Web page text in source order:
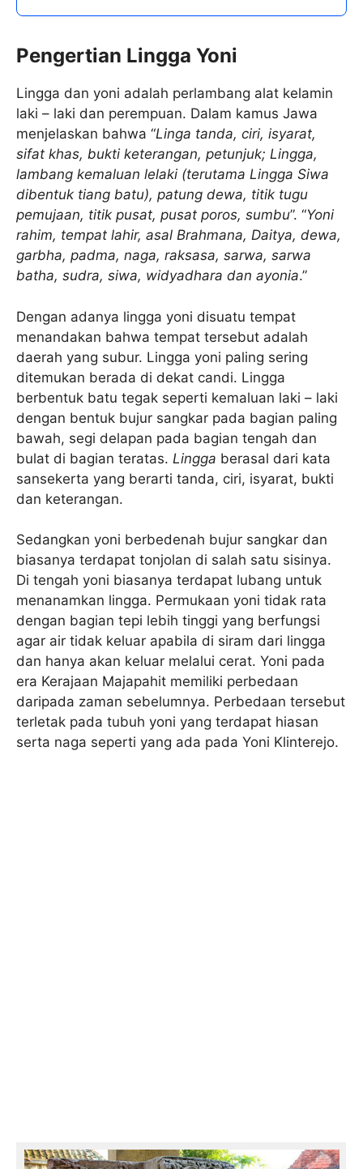
Pengertian Lingga Yoni
Lingga dan yoni adalah perlambang alat kelamin
laki – laki dan perempuan. Dalam kamus Jawa
menjelaskan bahwa “Linga tanda, ciri, isyarat,
sifat khas, bukti keterangan, petunjuk; Lingga,
lambang kemaluan lelaki (terutama Lingga Siwa
dibentuk tiang batu), patung dewa, titik tugu
pemujaan, titik pusat, pusat poros, sumbu”. “Yoni
rahim, tempat lahir, asal Brahmana, Daitya, dewa,
garbha, padma, naga, raksasa, sarwa, sarwa
batha, sudra, siwa, widyadhara dan ayonia.”
Dengan adanya lingga yoni disuatu tempat
menandakan bahwa tempat tersebut adalah
daerah yang subur. Lingga yoni paling sering
ditemukan berada di dekat candi. Lingga
berbentuk batu tegak seperti kemaluan laki – laki
dengan bentuk bujur sangkar pada bagian paling
bawah, segi delapan pada bagian tengah dan
bulat di bagian teratas. Lingga berasal dari kata
sansekerta yang berarti tanda, ciri, isyarat, bukti
dan keterangan.
Sedangkan yoni berbedenah bujur sangkar dan
biasanya terdapat tonjolan di salah satu sisinya.
Di tengah yoni biasanya terdapat lubang untuk
menanamkan lingga. Permukaan yoni tidak rata
dengan bagian tepi lebih tinggi yang berfungsi
agar air tidak keluar apabila di siram dari lingga
dan hanya akan keluar melalui cerat. Yoni pada
era Kerajaan Majapahit memiliki perbedaan
daripada zaman sebelumnya. Perbedaan tersebut
terletak pada tubuh yoni yang terdapat hiasan
serta naga seperti yang ada pada Yoni Klinterejo.